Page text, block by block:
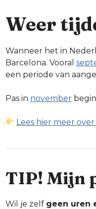
Weer
Wanneer het in
Barcelona. Vooral
een periode van
Pas in november
Lees hier meer
TIP! Mijn
Wil je zelf geen uren